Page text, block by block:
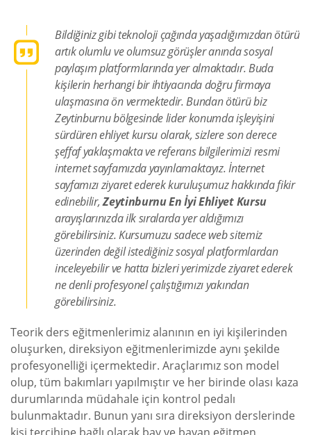
Bildiğiniz gibi teknoloji çağında yaşadığımızdan ötürü
artık olumlu ve olumsuz görüşler anında sosyal
paylaşım platformlarında yer almaktadır. Buda
kişilerin herhangi bir ihtiyacında doğru firmaya
ulaşmasına ön vermektedir. Bundan ötürü biz
Zeytinburnu bölgesinde lider konumda işleyişini
sürdüren ehliyet kursu olarak, sizlere son derece
şeffaf yaklaşmakta ve referans bilgilerimizi resmi
internet sayfamızda yayınlamaktayız. İnternet
sayfamızı ziyaret ederek kuruluşumuz hakkında fikir
edinebilir,Zeytinburnu En İyi Ehliyet Kursu
arayışlarınızda ilk sıralarda yer aldığımızı
görebilirsiniz. Kursumuzu sadece web sitemiz
üzerinden değil istediğiniz sosyal platformlardan
inceleyebilir ve hatta bizleri yerimizde ziyaret ederek
ne denli profesyonel çalıştığımızı yakından
görebilirsiniz.
Teorik ders eğitmenlerimiz alanının en iyi kişilerinden
oluşurken, direksiyon eğitmenlerimizde aynı şekilde
profesyonelliği içermektedir. Araçlarımız son model
olup, tüm bakımları yapılmıştır ve her birinde olası kaza
durumlarında müdahale için kontrol pedalı
bulunmaktadır. Bunun yanı sıra direksiyon derslerinde